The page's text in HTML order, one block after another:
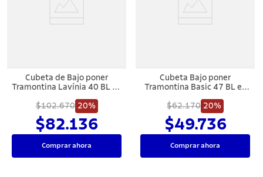
Cubeta de Bajo poner
Tramontina Lavínia 40 BL en
40x34 cm con válvula de 4
$102.670 20%
$82.136
Comprar ahora
Cubeta Bajo poner
Tramontina Basic 47 BL en
47x30 cm
$62.170 20%
$49.736
Comprar ahora